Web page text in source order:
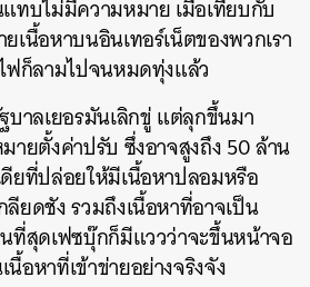
ทบไม่มีความหมาย เมื่อเทียบกับ
เนื้อหาบนอินเทอร์เน็ตของพวกเรา
ฟก็ลามไปจนหมดทุ่งแล้ว
บาลเยอรมันเลิกขู่ แต่ลุกขึ้นมา
ายตั้งค่าปรับ ซึ่งอาจสูงถึง 50 ล้าน
ดียที่ปล่อยให้มีเนื้อหาปลอมหรือ
ยดชัง รวมถึงเนื้อหาที่อาจเป็น
ที่สุดเฟซบุ๊กก็มีแววว่าจะขึ้นหน้าจอ
อหาที่เข้าข่ายอย่างจริงจัง